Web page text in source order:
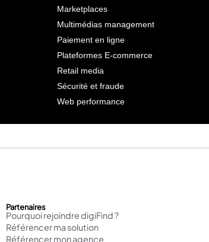
Marketplaces
Multimédias management
Paiement en ligne
Plateformes E-commerce
Retail media
Sécurité et fraude
Web performance
Partenaires
Pourquoi rejoindre digiFind ?
Référencer ma solution
Référencer mon agence